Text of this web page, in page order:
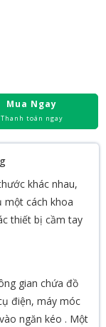
Mua Ngay
Thanh toán ngay
khác nhau,
một cách khoa
thiết bị cầm tay
gian chứa đồ
điện, máy móc
ngăn kéo . Một